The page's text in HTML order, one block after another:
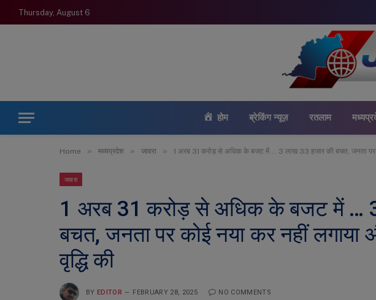
Thursday, August 6
होम ब्रेकिंग न्यूज़ रतलाम
Home » मध्यप्रदेश » जावरा » 1 अरब 31 करोड़ से अधिक के बजट में … 3 लाख 33 हजार की बचत, जनता पर
जावरा
1 अरब 31 करोड़ से अधिक के बजट में …
बचत, जनता पर कोई नया कर नहीं लगाया
वृद्धि की
BY EDITOR FEBRUARY 28, 2025 NO COMMENTS